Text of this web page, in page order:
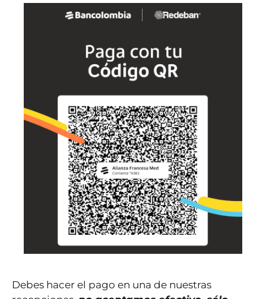
Debes hacer el pago en una de nuestras